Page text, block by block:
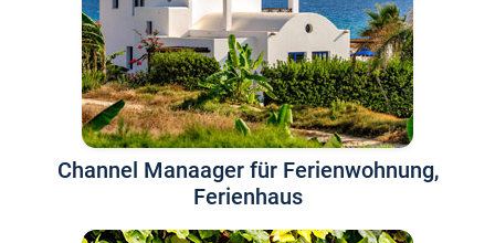
Channel Manaager für Ferienwohnung,
Ferienhaus